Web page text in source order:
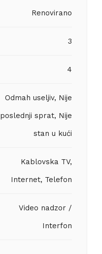
Renovirano
3
4
Odmah useljiv, Nije
poslednji sprat, Nije
stan u kući
Kablovska TV,
Internet, Telefon
Video nadzor /
Interfon